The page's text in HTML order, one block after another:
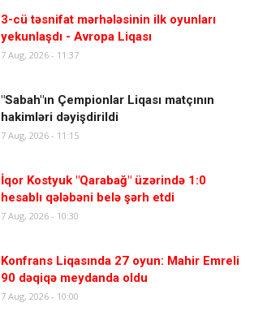
3-cü təsnifat mərhələsinin ilk oyunları
yekunlaşdı - Avropa Liqası
7 Aug, 2026 - 11:37
"Sabah"ın Çempionlar Liqası matçının
hakimləri dəyişdirildi
7 Aug, 2026 - 11:15
İqor Kostyuk "Qarabağ" üzərində 1:0
hesablı qələbəni belə şərh etdi
7 Aug, 2026 - 10:30
Konfrans Liqasında 27 oyun: Mahir Emreli
90 dəqiqə meydanda oldu
7 Aug, 2026 - 10:00